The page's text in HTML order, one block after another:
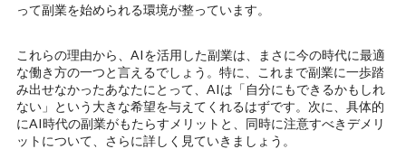
って副業を始められる環境が整っています。
これらの理由から、AIを活用した副業は、まさに今の時代に最適
な働き方の一つと言えるでしょう。特に、これまで副業に一歩踏
み出せなかったあなたにとって、AIは「自分にもできるかもしれ
ない」という大きな希望を与えてくれるはずです。次に、具体的
にAI時代の副業がもたらすメリットと、同時に注意すべきデメリ
ットについて、さらに詳しく見ていきましょう。